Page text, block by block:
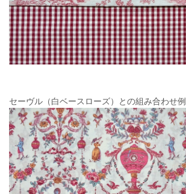
セーヴル（白ベースローズ）との組み合わせ例